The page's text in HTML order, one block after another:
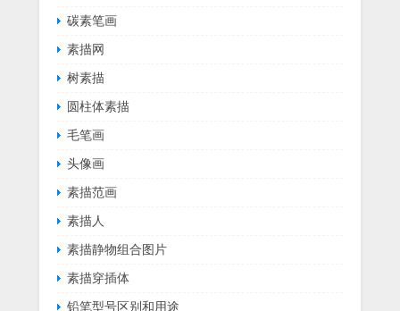
碳素笔画
素描网
树素描
圆柱体素描
毛笔画
头像画
素描范画
素描人
素描静物组合图片
素描穿插体
铅笔型号区别和用途